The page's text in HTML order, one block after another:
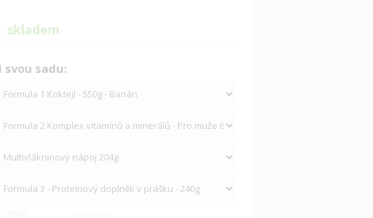
skladem
svou sadu: